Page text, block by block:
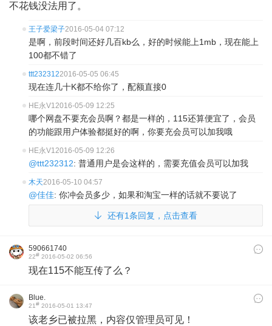
不花钱没法用了。
王子爱梁子2016-05-04 07:12
是啊，前段时间还好几百kb么，好的时候能上1mb，现在能上
100都不错了
ttt2323122016-05-05 06:45
现在连几十K都不给你了，配额直接0
HE永V12016-05-09 12:25
哪个网盘不要充会员啊？都是一样的，115还算便宜了，会员
的功能跟用户体验都挺好的啊，你要充会员可以加我哦
HE永V12016-05-09 12:26
@ttt232312: 普通用户是会这样的，需要充值会员可以加我
木天2016-05-10 04:57
@佳佳: 你冲会员多少，如果和淘宝一样的话就不要说了
还有1条回复，点击查看
590661740
22# 2016-05-02 06:56
现在115不能互传了么？
Blue.
21# 2016-05-01 13:47
该老乡已被拉黑，内容仅管理员可见！